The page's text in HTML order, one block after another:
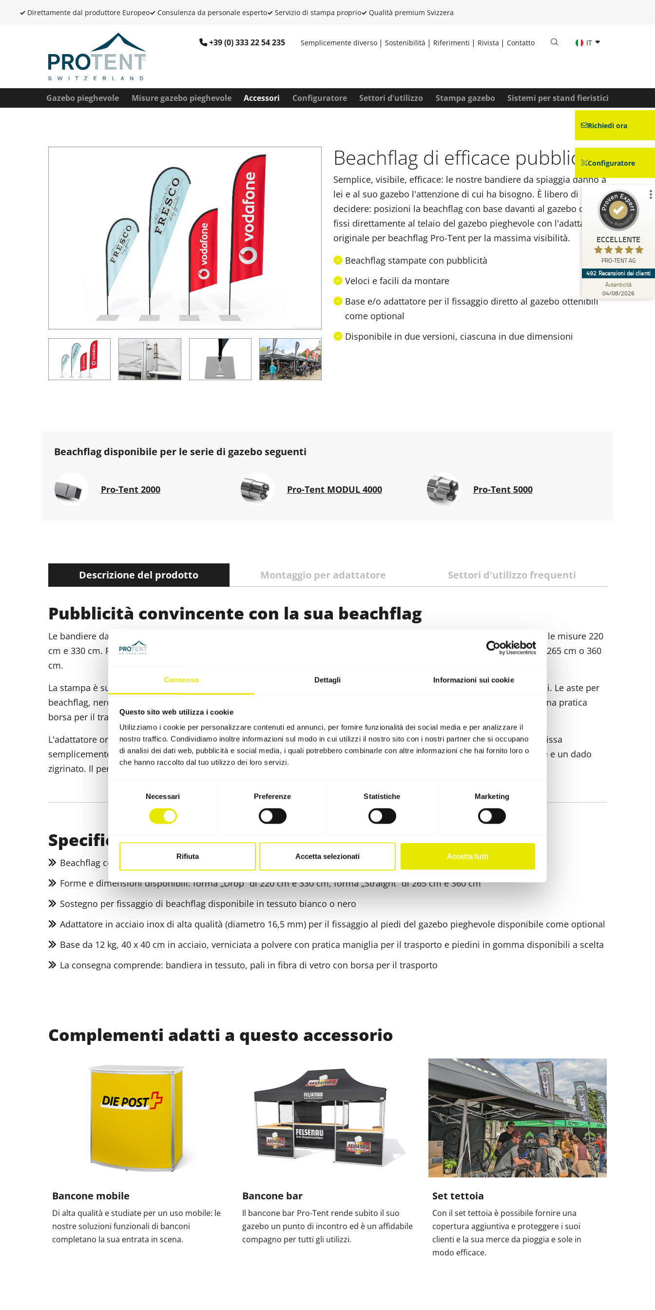
Consenso Dettagli Informazioni sui cookie
Questo sito web utilizza i cookie
Utilizziamo i cookie per personalizzare contenuti ed annunci, per fornire funzionalità dei social media e per analizzare il
nostro traffico. Condividiamo inoltre informazioni sul modo in cui utilizzi il nostro sito con i nostri partner che si occupano
di analisi dei dati web, pubblicità e social media, i quali potrebbero combinarle con altre informazioni che hai fornito loro o
che hanno raccolto dal tuo utilizzo dei loro servizi.
Necessari Preferenze Statistiche Marketing
Rifiuta Accetta selezionati Accetta tutti
✓ Direttamente dal produttore Europeo✓ Consulenza da personale esperto✓ Servizio di stampa proprio✓ Qualità premium Svizzera
+39 (0) 333 22 54 235 Semplicemente diverso Sostenibilità Riferimenti Rivista Contatto IT
Gazebo pieghevole Misure gazebo pieghevole Accessori Configuratore Settori d'utilizzo Stampa gazebo Sistemi per stand fieristici
Beachflag di efficace pubblicità
Semplice, visibile, efficace: le nostre bandiere da spiaggia danno a
lei e al suo gazebo l'attenzione di cui ha bisogno. È libero di
decidere: posizioni la beachflag con base davanti al gazebo o la
fissi direttamente al telaio del gazebo pieghevole con l'adattatore
originale per beachflag Pro-Tent per la massima visibilità.
Beachflag stampate con pubblicità
Veloci e facili da montare
Base e/o adattatore per il fissaggio diretto al gazebo ottenibili
come optional
Disponibile in due versioni, ciascuna in due dimensioni
Beachflag disponibile per le serie di gazebo seguenti
Pro-Tent 2000 Pro-Tent MODUL 4000 Pro-Tent 5000
Descrizione del prodotto Montaggio per adattatore Settori d'utilizzo frequenti
Pubblicità convincente con la sua beachflag
Le bandiere da spiaggia sono facili e veloci da montare. La bandiera nella classica forma a goccia „Drop“ è disponibile nelle misure 220
cm e 330 cm. Per una maggiore superficie di stampa, la bandiera a forma diritta „Straight“ è disponibile nelle dimensioni 265 cm o 360
cm.
La stampa è su un solo lato, ma raggiunge una penetrazione di stampa molto elevata e un'eccellente definizione dei bordi. Le aste per
beachflag, nere e di alta qualità, sono realizzate in fibra di vetro e sono estremamente resistenti. Le aste sono fornite di una pratica
borsa per il trasporto, che contiene anche lo spazio per la bandiera e un adattatore opzionale.
L'adattatore originale per beachflag Pro-Tent viene utilizzato per fissare la bandiera al gazebo pieghevole. L'adattatore si fissa
semplicemente a qualsiasi altezza del sistema a canalette del piedi esterno del gazebo pieghevole con tassello scorrevole e un dado
zigrinato. Il perno di posizionamento dell'adattatore ha un diametro di 16,5 mm.
Specifiche tecniche
Beachflag con stampa su un lato
Forme e dimensioni disponibili: forma „Drop“ di 220 cm e 330 cm, forma „Straight“ di 265 cm e 360 cm
Sostegno per fissaggio di beachflag disponibile in tessuto bianco o nero
Adattatore in acciaio inox di alta qualità (diametro 16,5 mm) per il fissaggio al piedi del gazebo pieghevole disponibile come optional
Base da 12 kg, 40 x 40 cm in acciaio, verniciata a polvere con pratica maniglia per il trasporto e piedini in gomma disponibili a scelta
La consegna comprende: bandiera in tessuto, pali in fibra di vetro con borsa per il trasporto
Complementi adatti a questo accessorio
Bancone mobile
Di alta qualità e studiate per un uso mobile: le
nostre soluzioni funzionali di banconi
completano la sua entrata in scena.
Bancone bar
Il bancone bar Pro-Tent rende subito il suo
gazebo un punto di incontro ed è un affidabile
compagno per tutti gli utilizzi.
Set tettoia
Con il set tettoia è possibile fornire una
copertura aggiuntiva e proteggere i suoi
clienti e la sua merce da pioggia e sole in
modo efficace.
ECCELLENTE
PRO-TENT AG
492 Recensioni dei clienti
Autenticità
04/08/2026
Recensioni ed esperienze dei clienti per
PRO-TENT AG
(
4
profili
100
%
Consigliato da
ProvenExpert.com
ECCELLENTE
354
Recensioni su
Recensioni da
6 altre
ProvenExpert.com
Richiedi ora
Configuratore